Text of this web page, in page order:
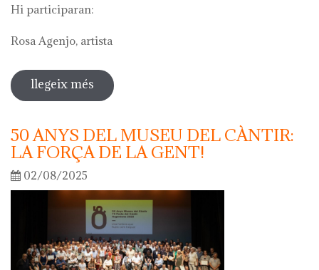
Hi participaran:
Rosa Agenjo, artista
llegeix més sobre rosa agenjo: les meves
ceràmiques favorites
50 ANYS DEL MUSEU DEL CÀNTIR:
LA FORÇA DE LA GENT!
02/08/2025